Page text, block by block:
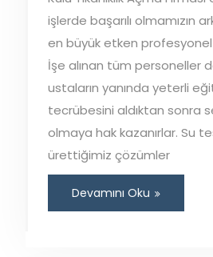
işlerde başarılı olmamızın
en büyük etken
İşe alınan tüm personeller
ustaların yanında yeterli
tecrübesini aldıktan sonra
olmaya hak kazanırlar. Su
ürettiğimiz çözümler
Devamını Oku